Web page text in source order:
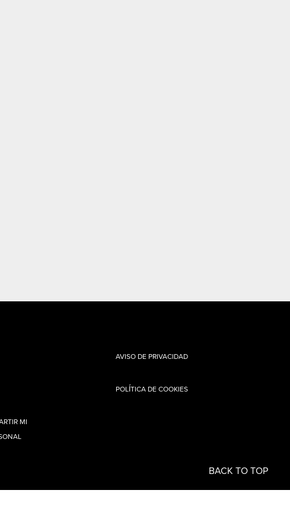
BACK TO TOP
AVISO DE PRIVACIDAD
POLÍTICA DE COOKIES
MI